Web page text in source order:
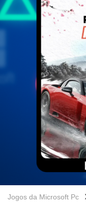
Jogos da Microsoft Pc